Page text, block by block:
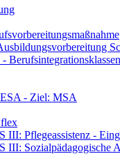
- Ziel: MSA
III: Pflegeassistenz -
III: Sozialpädagogische